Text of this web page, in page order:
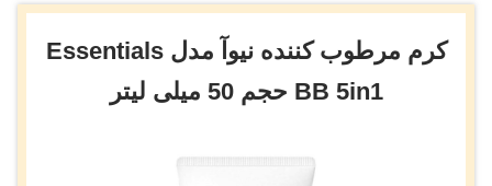
کرم مرطوب کننده نیوآ مدل Essentials
BB 5in1 حجم 50 میلی لیتر